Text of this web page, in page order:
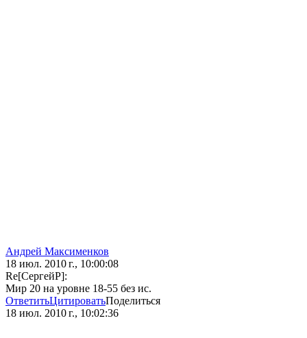
Андрей Максименков
18 июл. 2010 г., 10:00:08
Re[СергейР]:
Мир 20 на уровне 18-55 без ис.
ОтветитьЦитироватьПоделиться
18 июл. 2010 г., 10:02:36